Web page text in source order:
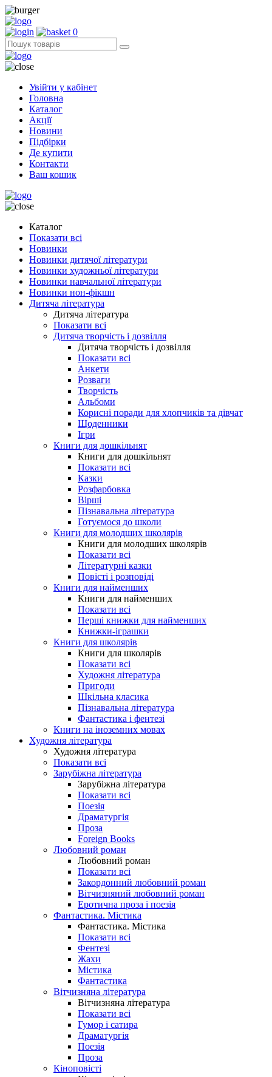
0
Увійти у кабінет
Головна
Каталог
Акції
Новини
Підбірки
Де купити
Контакти
Ваш кошик
Каталог
Показати всі
Новинки
Новинки дитячої літератури
Новинки художньої літератури
Новинки навчальної літератури
Новинки нон-фікшн
Дитяча література
Дитяча література
Показати всі
Дитяча творчість і дозвілля
Дитяча творчість і дозвілля
Показати всі
Анкети
Розваги
Творчість
Альбоми
Корисні поради для хлопчиків та дівчат
Щоденники
Ігри
Книги для дошкільнят
Книги для дошкільнят
Показати всі
Казки
Розфарбовка
Вірші
Пізнавальна література
Готуємося до школи
Книги для молодших школярів
Книги для молодших школярів
Показати всі
Літературні казки
Повісті і розповіді
Книги для найменших
Книги для найменших
Показати всі
Перші книжки для найменших
Книжки-іграшки
Книги для школярів
Книги для школярів
Показати всі
Художня література
Пригоди
Шкільна класика
Пізнавальна література
Фантастика і фентезі
Книги на іноземних мовах
Художня література
Художня література
Показати всі
Зарубіжна література
Зарубіжна література
Показати всі
Поезія
Драматургія
Проза
Foreign Books
Любовний роман
Любовний роман
Показати всі
Закордонний любовний роман
Вітчизняний любовний роман
Еротична проза і поезія
Фантастика. Містика
Фантастика. Містика
Показати всі
Фентезі
Жахи
Містика
Фантастика
Вітчизняна література
Вітчизняна література
Показати всі
Гумор і сатира
Драматургія
Поезія
Проза
Кіноповісті